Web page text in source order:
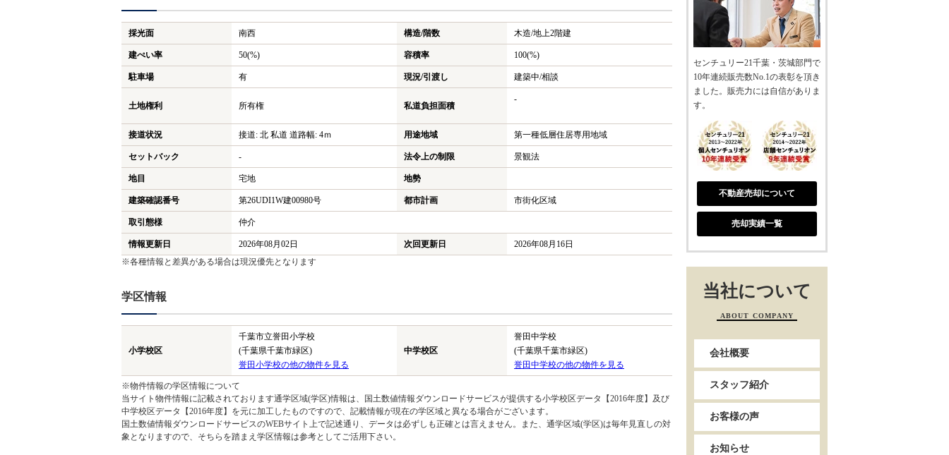
採光面 南西 構造/階数 木造/地上2階建
建ぺい率 50(%) 容積率 100(%)
駐車場 有 現況/引渡し 建築中/相談
土地権利 所有権 私道負担面積
-
接道状況 接道: 北 私道 道路幅: 4ｍ 用途地域 第一種低層住居専用地域
セットバック - 法令上の制限 景観法
地目 宅地 地勢
建築確認番号 第26UDI1W建00980号 都市計画 市街化区域
取引態様 仲介
情報更新日 2026年08月02日 次回更新日
2026年08月16日
※各種情報と差異がある場合は現況優先となります
学区情報
小学校区
千葉市立誉田小学校
(千葉県千葉市緑区)
誉田小学校の他の物件を見る
中学校区
誉田中学校
(千葉県千葉市緑区)
誉田中学校の他の物件を見る
※物件情報の学区情報について
当サイト物件情報に記載されております通学区域(学区)情報は、国土数値情報ダウンロードサービスが提供する小学校区データ【2016年度】及び
中学校区データ【2016年度】を元に加工したものですので、記載情報が現在の学区域と異なる場合がございます。
国土数値情報ダウンロードサービスのWEBサイト上で記述通り、データは必ずしも正確とは言えません。また、通学区域(学区)は毎年見直しの対
象となりますので、そちらを踏まえ学区情報は参考としてご活用下さい。
センチュリー21千葉・茨城部門で
10年連続販売数No.1の表彰を頂き
ました。販売力には自信がありま
す。
不動産売却について
売却実績一覧
当社について
ABOUT COMPANY
会社概要
スタッフ紹介
お客様の声
お知らせ